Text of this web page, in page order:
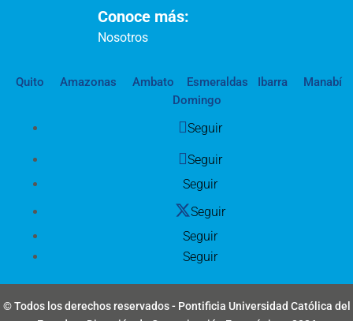
Conoce más:
Nosotros
Quito Amazonas Ambato Esmeraldas Ibarra
Manabí
Domingo
Seguir
Seguir
Seguir
Seguir
Seguir
Seguir
© Todos los derechos reservados - Pontificia Universidad Católica del